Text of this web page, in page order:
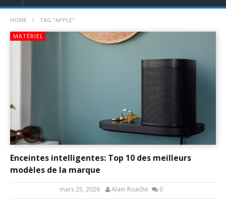
HOME TAG "APPLE"
MATÉRIEL
Enceintes intelligentes: Top 10 des meilleurs
modèles de la marque
mars 25, 2026 Alain Roache 0